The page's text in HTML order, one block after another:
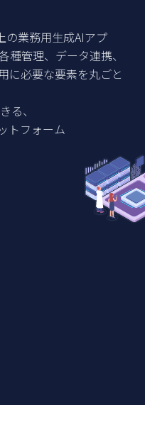
の業務用生成AIアプ
管理、データ連携、
に必要な要素を丸ごと
る、
トフォーム